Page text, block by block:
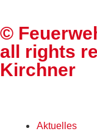
©
all rights
Kirchner
Aktuelles